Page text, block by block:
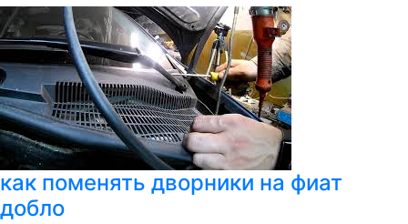
как поменять дворники на фиат
добло